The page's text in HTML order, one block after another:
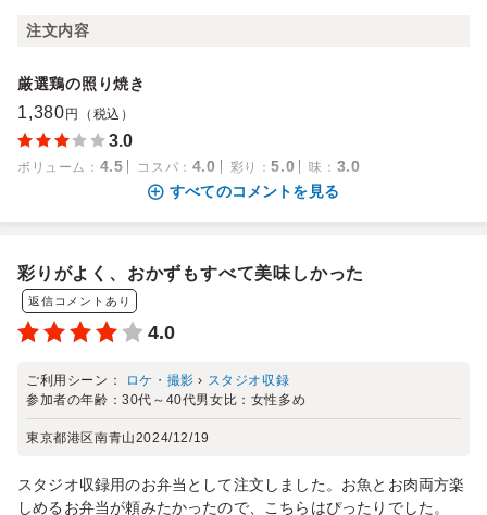
注文内容
厳選鶏の照り焼き
1,380 円（税込）
3.0
ボリューム ： 4.5 コスパ ： 4.0 彩り ：5.0 味 ： 3.0
すべてのコメントを見る
彩りがよく、おかずもすべて美味しかった
返信コメントあり
4.0
ご利用シーン： ロケ・撮影 › スタジオ収録
参加者の年齢：30代～40代男女比： 女性多め
東京都港区南青山2024/12/19
スタジオ収録用のお弁当として注文しました。お魚とお肉両方楽
しめるお弁当が頼みたかったので、こちらはぴったりでした。